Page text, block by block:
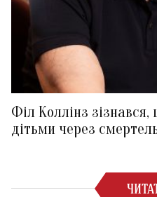
Філ Коллінз
дітьми через